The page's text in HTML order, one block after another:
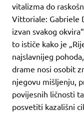
vitalizma do
Vittoriale: Gabriele
izvan svakog
to ističe kako je
najslavnijeg
drame nosi osobit
njegovu mišljenju,
povijesnih ličnosti
posvetiti kazališni